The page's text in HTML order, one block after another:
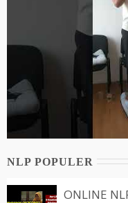
NLP POPULER
ONLINE